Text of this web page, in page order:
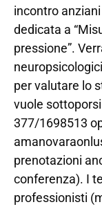
incontro
dedicata a
pressione”.
per valutare lo
vuole
377/1698513
prenotazioni
conferenza). I
professionisti